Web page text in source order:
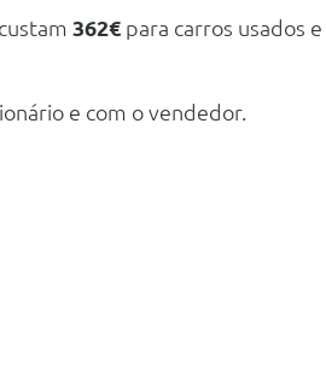
362€para carros usados e
e com o vendedor.